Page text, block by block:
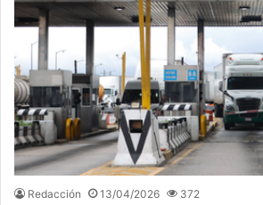
Redacción 13/04/2026 372